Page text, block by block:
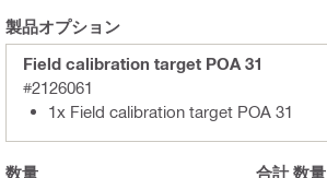
製品オプション
Field calibration target POA 31
#2126061
1x Field calibration target POA 31
数量 合計数量